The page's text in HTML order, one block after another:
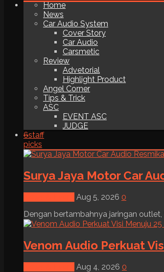
Home
News
Car Audio System
Cover Story
Car Audio
Carsmetic
Review
Advetorial
Highlight Product
Angel Corner
Tips & Trick
ASC
EVENT ASC
JUDGE
6staff
picks
Surya Jaya Motor Car
Aug 5, 2026 0
Dengan bertambahnya jaringan outlet,
Venom Audio Perkuat
Aug 4, 2026 0